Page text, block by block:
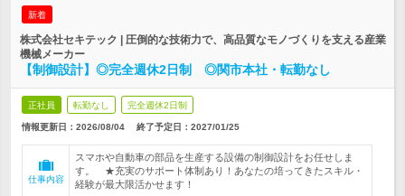
新着
株式会社セキテック | 圧倒的な技術力で、高品質なモノづくりを支える産業
機械メーカー
【制御設計】◎完全週休2日制 ◎関市本社・転勤なし
正社員 転勤なし 完全週休2日制
情報更新日：2026/08/04 終了予定日： 2027/01/25
仕事内容
スマホや自動車の部品を生産する設備の制御設計をお任せしま
す。 ★充実のサポート体制あり！あなたの培ってきたスキル・
経験が最大限活かせます！